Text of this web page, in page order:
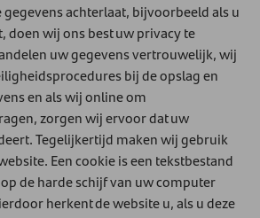
gegevens achterlaat, bijvoorbeeld als u
doen wij ons best uw privacy te
uw gegevens vertrouwelijk, wij
bij de opslag en
en als wij online om
zorgen wij ervoor dat uw
Tegelijkertijd maken wij gebruik
Een cookie is een tekstbestand
de harde schijf van uw computer
herkent de website u, als u deze